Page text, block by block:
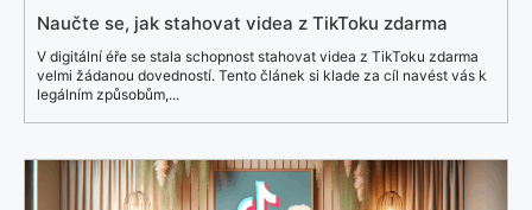
Naučte se, jak stahovat videa z TikToku zdarma
V digitální éře se stala schopnost stahovat videa z TikToku zdarma
velmi žádanou dovedností. Tento článek si klade za cíl navést vás k
legálním způsobům,...